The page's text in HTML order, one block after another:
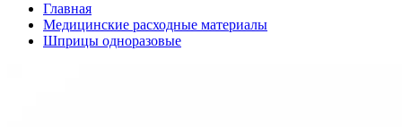
Главная
Медицинские расходные материалы
Шприцы одноразовые